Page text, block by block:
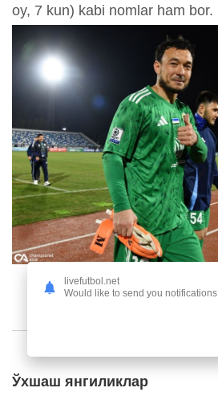
oy, 7 kun) kabi nomlar ham bor.
Ўхшаш янгиликлар
livefutbol.net
Would like to send you notifications